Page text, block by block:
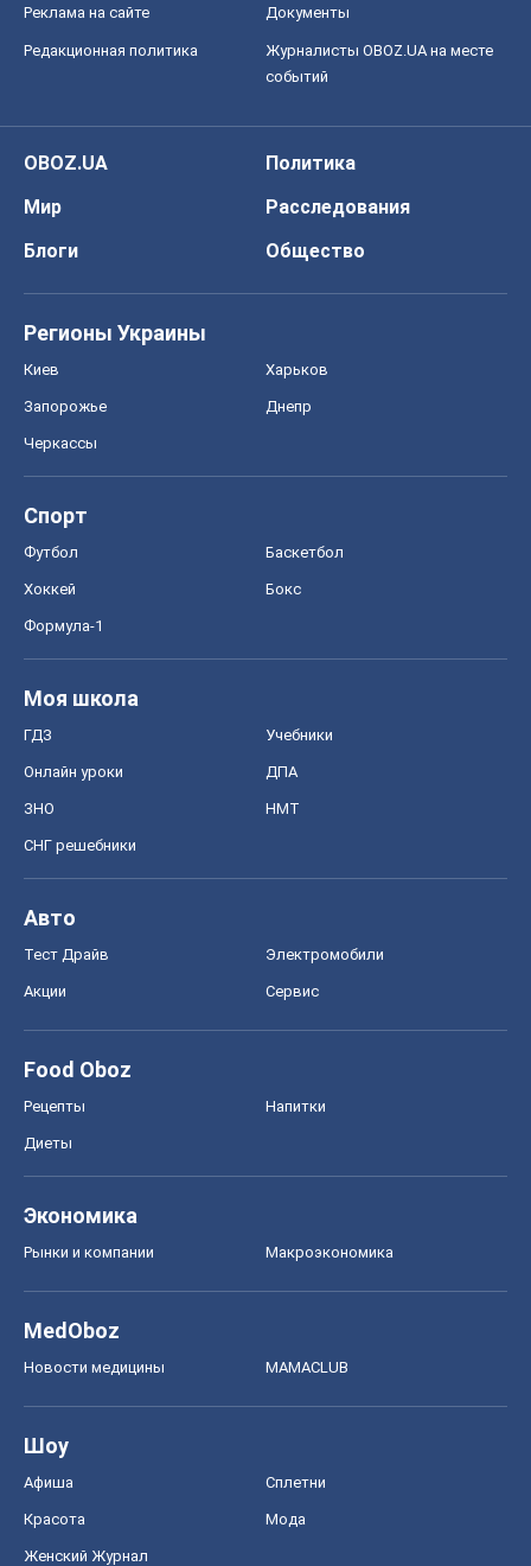
Реклама на сайте Документы
Редакционная политика
Журналисты OBOZ.UA на месте
событий
OBOZ.UA
Политика
Мир
Расследования
Блоги
Общество
Регионы Украины
Киев Харьков
Запорожье Днепр
Черкассы
Спорт
Футбол Баскетбол
Хоккей Бокс
Формула-1
Моя школа
ГДЗ Учебники
Онлайн уроки ДПА
ЗНО НМТ
СНГ решебники
Авто
Тест Драйв Электромобили
Акции Сервис
Food Oboz
Рецепты Напитки
Диеты
Экономика
Рынки и компании Mакроэкономика
MedOboz
Новости медицины MAMACLUB
Шоу
Афиша Сплетни
Красота Мода
Женский Журнал